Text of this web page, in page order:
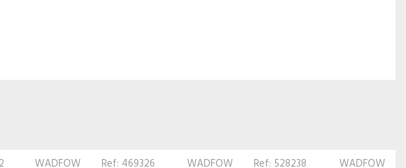
WADFOW Ref: 528238 WADFOW Ref: 438193 TITAN